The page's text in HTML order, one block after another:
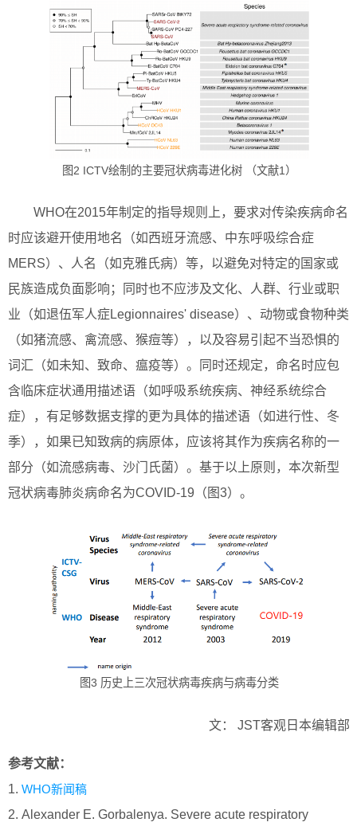
图2 ICTV绘制的主要冠状病毒进化树 （文献1）
WHO在2015年制定的指导规则上，要求对传染疾病命名
时应该避开使用地名（如西班牙流感、中东呼吸综合症
MERS）、人名（如克雅氏病）等，以避免对特定的国家或
民族造成负面影响；同时也不应涉及文化、人群、行业或职
业（如退伍军人症Legionnaires' disease）、动物或食物种类
（如猪流感、禽流感、猴痘等），以及容易引起不当恐惧的
词汇（如未知、致命、瘟疫等）。同时还规定，命名时应包
含临床症状通用描述语（如呼吸系统疾病、神经系统综合
症），有足够数据支撑的更为具体的描述语（如进行性、冬
季），如果已知致病的病原体，应该将其作为疾病名称的一
部分（如流感病毒、沙门氏菌）。基于以上原则，本次新型
冠状病毒肺炎病命名为COVID-19（图3）。
图3 历史上三次冠状病毒疾病与病毒分类
文： JST客观日本编辑部
参考文献：
1. WHO新闻稿
2. Alexander E. Gorbalenya. Severe acute respiratory